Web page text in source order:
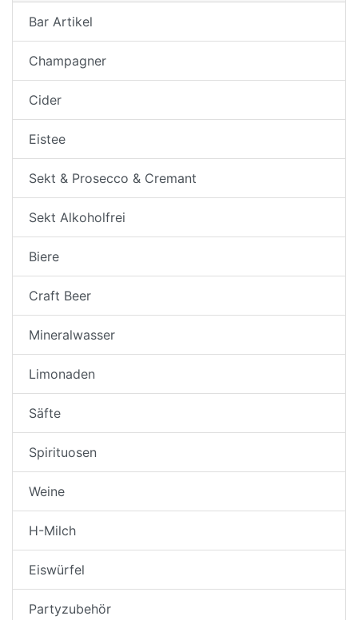
Bar Artikel
Champagner
Cider
Eistee
Sekt & Prosecco & Cremant
Sekt Alkoholfrei
Biere
Craft Beer
Mineralwasser
Limonaden
Säfte
Spirituosen
Weine
H-Milch
Eiswürfel
Partyzubehör